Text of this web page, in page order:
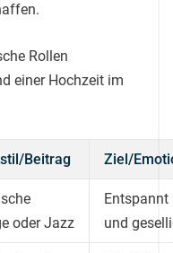
Rollen
einer Hochzeit im
Beitrag Ziel/
oder Jazz
Entspannt
und